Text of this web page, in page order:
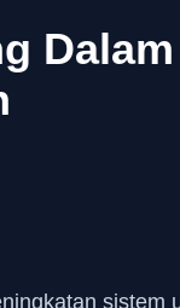
Dalam
sistem